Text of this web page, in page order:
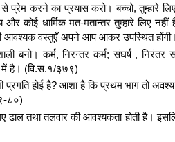
से प्रेम करने का प्रयास करो। बच्चो, तुम्हारे
कोई धार्मिक मत-मतान्तर तुम्हारे लिए
आवश्यक वस्तुएँ अपने आप आकर उपस्थित
बनो। कर्म, निरन्तर कर्म; संघर्ष , निरंतर
में है। (वि.स.१/३७९)
प्रगति होई है? आशा है कि प्रथम भाग तो
८०)
ढाल तथा तलवार की आवश्यकता होती है।